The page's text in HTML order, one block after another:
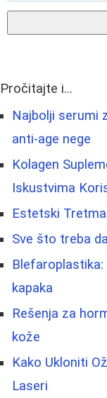
Pročitajte i...
Najbolji serumi
anti-age nege
Kolagen
Iskustvima
Estetski
Sve što treba
kapaka
Rešenja za
kože
Kako Ukloniti
Laseri